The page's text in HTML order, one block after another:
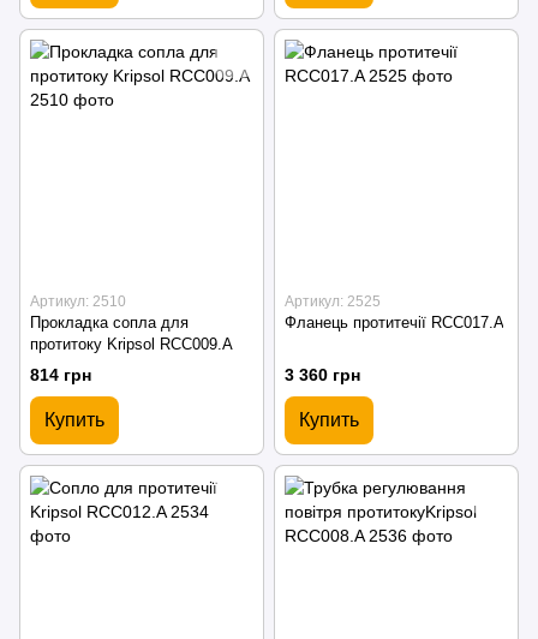
Артикул: 2510
Прокладка сопла для
протитоку Kripsol RCC009.A
814 грн
Купить
Артикул: 2525
Фланець протитечії RCC017.A
3 360 грн
Купить